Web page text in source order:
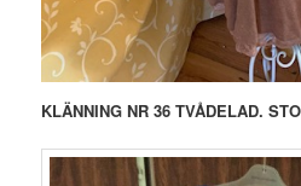
KLÄNNING NR 36 TVÅDELAD.